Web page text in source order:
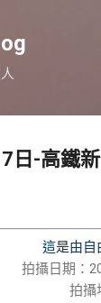
日-高鐵
這是由自
拍攝日期：
拍攝